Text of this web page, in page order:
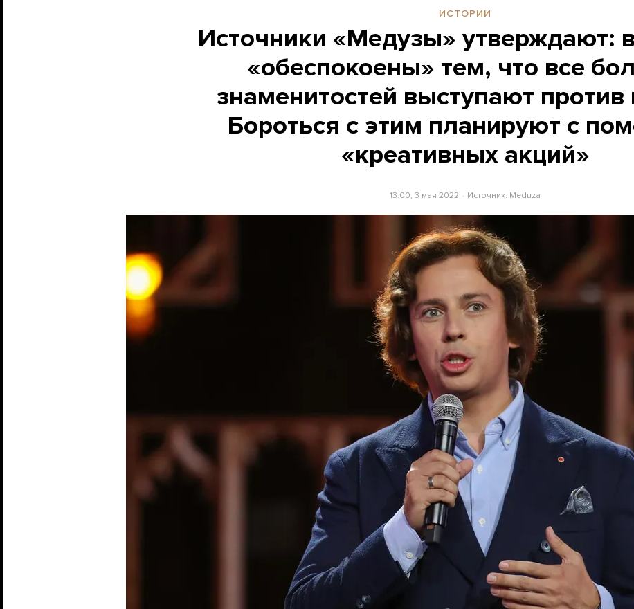
ИСТОРИИ
Источники «Медузы» утверждают:
«обеспокоены» тем, что все
знаменитостей выступают
Бороться с этим планируют с
«креативных акций»
13:00, 3 мая 2022 Источник: Meduza